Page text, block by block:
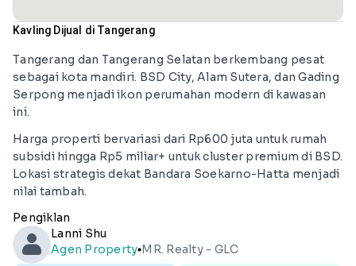
Kavling Dijual di Tangerang
Tangerang dan Tangerang Selatan berkembang pesat
sebagai kota mandiri. BSD City, Alam Sutera, dan Gading
Serpong menjadi ikon perumahan modern di kawasan
ini.
Harga properti bervariasi dari Rp600 juta untuk rumah
subsidi hingga Rp5 miliar+ untuk cluster premium di BSD.
Lokasi strategis dekat Bandara Soekarno-Hatta menjadi
nilai tambah.
Pengiklan
Lanni Shu
Agen Propertylens MR. Realty - GLC